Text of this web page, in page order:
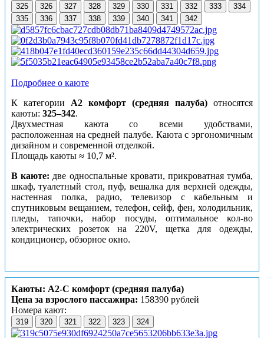
325 326 327 328 329 330 331 332 333
334
335
336 337 338 339 340 341 342
Подробнее о каюте
К категории А2 комфорт (средняя палуба) относятся
каюты: 325–342.
Двухместная каюта со всеми удобствами,
расположенная на средней палубе. Каюта с эргономичным
дизайном и современной отделкой.
Площадь каюты ≈ 10,7 м².
В каюте: две односпальные кровати, прикроватная тумба,
шкаф, туалетный стол, пуф, вешалка для верхней одежды,
настенная полка, радио, телевизор с кабельным и
спутниковым вещанием, телефон, сейф, фен, холодильник,
пледы, тапочки, набор посуды, оптимальное кол-во
электрических розеток на 220V, щетка для одежды,
кондиционер, обзорное окно.
Каюты: А2-С комфорт (средняя палуба)
Цена за взрослого пассажира: 158390 рублей
Номера кают:
319 320 321 322 323 324